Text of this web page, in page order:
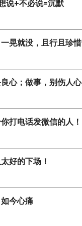
说+不必说=沉默
晃就没，且行且珍惜
心；做事，别伤人心
打电话发微信的人！
好的下场！
今心痛